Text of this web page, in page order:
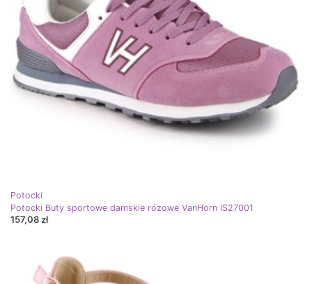
Potocki
Potocki Buty sportowe damskie różowe VanHorn IS27001
157,08 zł